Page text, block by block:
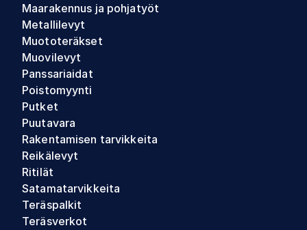
Maarakennus ja pohjatyöt
Metallilevyt
Muototeräkset
Muovilevyt
Panssariaidat
Poistomyynti
Putket
Puutavara
Rakentamisen tarvikkeita
Reikälevyt
Ritilät
Satamatarvikkeita
Teräspalkit
Teräsverkot